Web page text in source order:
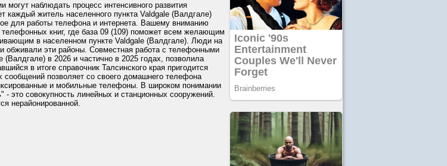
могут наблюдать процесс интенсивного развития
каждый житель населенного пункта Valdgale (Валдгале)
для работы телефона и интернета. Вашему вниманию
книг, где база 09 (109) поможет всем желающим
в населенном пункте Valdgale (Валдгале). Люди на
обживали эти районы. Совместная работа с телефонными
(Валдгале) в 2026 и частично в 2025 годах, позволила
в итоге справочник Талсинского края пригодится
сообщений позволяет со своего домашнего телефона
и мобильные телефоны. В широком понимании
- это совокупность линейных и станционных сооружений.
нерайонированной.